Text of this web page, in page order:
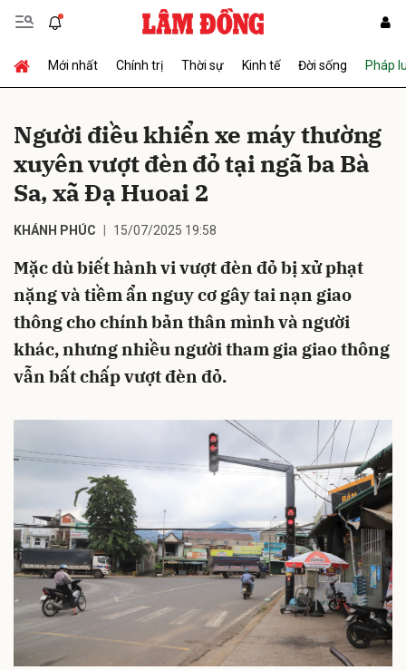
Mới nhất Chính trị Thời sự Kinh tế Đời sống Pháp
Người điều khiển xe máy thường
xuyên vượt đèn đỏ tại ngã ba Bà
Sa, xã Đạ Huoai 2
KHÁNH PHÚC 15/07/2025 19:58
Mặc dù biết hành vi vượt đèn đỏ bị xử phạt
nặng và tiềm ẩn nguy cơ gây tai nạn giao
thông cho chính bản thân mình và người
khác, nhưng nhiều người tham gia giao thông
vẫn bất chấp vượt đèn đỏ.
Gửi bình luận
Hủy Gửi